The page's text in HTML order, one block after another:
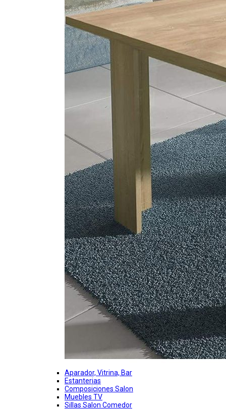
Aparador, Vitrina, Bar
Estanterias
Composiciones Salon
Muebles TV
Sillas Salon Comedor